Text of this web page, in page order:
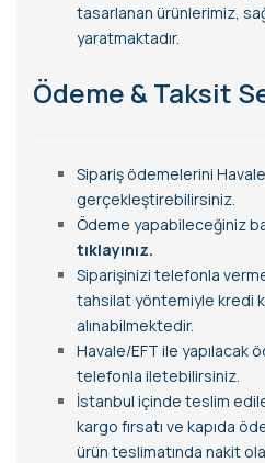
tasarlanan ürünlerimiz,
yaratmaktadır.
Ödeme & Taksit
Sipariş ödemelerini
gerçekleştirebilirsiniz.
Ödeme yapabileceğiniz
tıklayınız.
Siparişinizi telefonla
tahsilat yöntemiyle kredi
alınabilmektedir.
Havale/EFT ile yapılacak
telefonla iletebilirsiniz.
İstanbul içinde teslim
kargo fırsatı ve kapıda
ürün teslimatında nakit